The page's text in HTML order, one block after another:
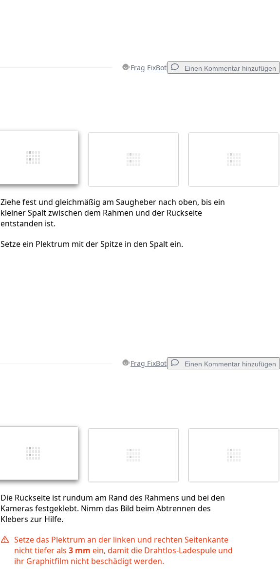
Frag FixBot Einen Kommentar hinzufügen
Kommentieren
Ziehe fest und gleichmäßig am Saugheber nach oben, bis ein
kleiner Spalt zwischen dem Rahmen und der Rückseite
entstanden ist.
Setze ein Plektrum mit der Spitze in den Spalt ein.
Frag FixBot Einen Kommentar hinzufügen
Kommentieren
Die Rückseite ist rundum am Rand des Rahmens und bei den
Kameras festgeklebt. Nimm das Bild beim Abtrennen des
Klebers zur Hilfe.
Setze das Plektrum an der linken und rechten Seitenkante
nicht tiefer als 3 mm ein, damit die Drahtlos-Ladespule und
ihr Graphitfilm nicht beschädigt werden.